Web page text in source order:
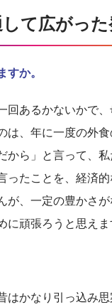
て広がった
か。
回あるかないかで
、年に一度の外
から」と言って、
ったことを、経済
、一定の豊かさ
頑張ろうと思えま
はかなり引っ込み